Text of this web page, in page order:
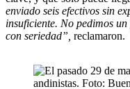
enviado seis efectivos sin
insuficiente. No pedimos
con seriedad”, reclamaron.